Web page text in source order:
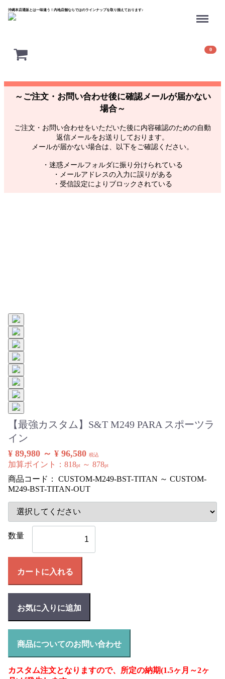
沖縄本店通販とは一味違う！内地店舗ならではのラインナップを取り揃えております♪
0
～ご注文・お問い合わせ後に確認メールが届かない
場合～
ご注文・お問い合わせをいただいた後に内容確認のための自動
返信メールをお送りしております。
メールが届かない場合は、以下をご確認ください。
・迷惑メールフォルダに振り分けられている
・メールアドレスの入力に誤りがある
・受信設定によりブロックされている
【最強カスタム】S&T M249 PARA スポーツラ
イン
¥ 89,980 ～ ¥ 96,580 税込
加算ポイント： 818pt ～ 878pt
商品コード： CUSTOM-M249-BST-TITAN ～ CUSTOM-
M249-BST-TITAN-OUT
数量
カートに入れる
お気に入りに追加
商品についてのお問い合わせ
カスタム注文となりますので、所定の納期(1.5ヶ月～2ヶ